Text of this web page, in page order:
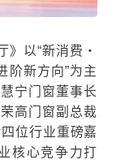
以“新消费・
新方向”为主
宁门窗董事长
高门窗副总裁
位行业重磅嘉
核心竞争力打